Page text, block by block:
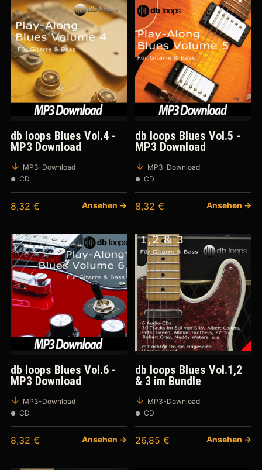
db loops Blues Vol.4 -
MP3 Download
MP3-Download
CD
8,32 € Ansehen →
db loops Blues Vol.5 -
MP3 Download
MP3-Download
CD
8,32 € Ansehen →
db loops Blues Vol.6 -
MP3 Download
MP3-Download
CD
8,32 € Ansehen →
db loops Blues Vol.1,2
& 3 im Bundle
MP3-Download
CD
26,85 € Ansehen →